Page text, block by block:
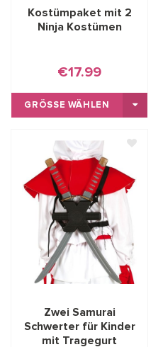
Kostümpaket mit 2
Ninja Kostümen
€17.99
GRÖSSE WÄHLEN
Zwei Samurai
Schwerter für Kinder
mit Tragegurt